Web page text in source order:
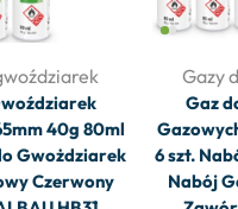
40g 80ml
Gwożdziarek
Czerwony
Gazy
Gaz
6 szt.
Nabój